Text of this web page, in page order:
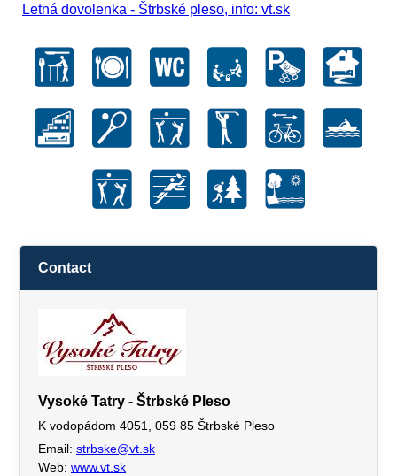
Letná dovolenka - Štrbské pleso, info: vt.sk
Contact
Vysoké Tatry - Štrbské Pleso
K vodopádom 4051, 059 85 Štrbské Pleso
Email: strbske@vt.sk
Web: www.vt.sk